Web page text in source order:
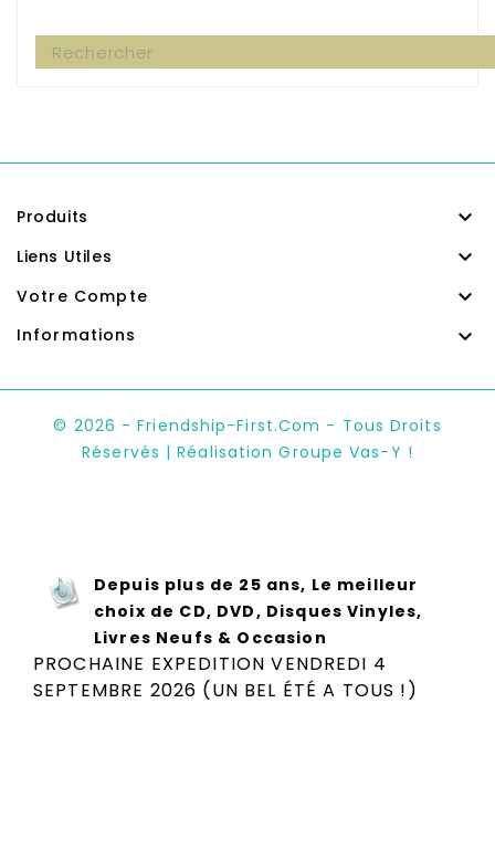
Produits 
Liens Utiles 
Votre Compte 
Informations 
© 2026 - Friendship-First.com - Tous Droits
Réservés | Réalisation Groupe Vas-Y !
Depuis plus de 25 ans, Le meilleur
choix de CD, DVD, Disques Vinyles,
Livres Neufs & Occasion
PROCHAINE EXPEDITION VENDREDI 4
SEPTEMBRE 2026 (UN BEL ÉTÉ A TOUS !)